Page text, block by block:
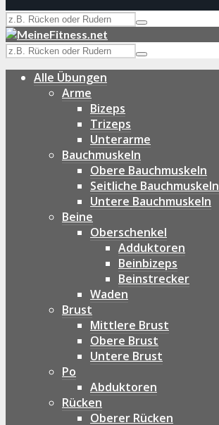
Alle Übungen
Arme
Bizeps
Trizeps
Unterarme
Bauchmuskeln
Obere Bauchmuskeln
Seitliche Bauchmuskeln
Untere Bauchmuskeln
Beine
Oberschenkel
Adduktoren
Beinbizeps
Beinstrecker
Waden
Brust
Mittlere Brust
Obere Brust
Untere Brust
Po
Abduktoren
Rücken
Oberer Rücken